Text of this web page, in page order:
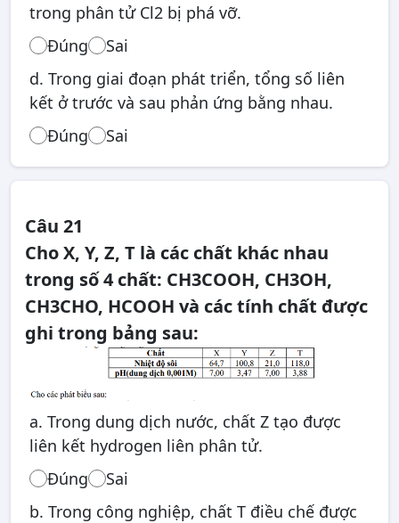
trong phân tử Cl2 bị phá vỡ.
Đúng
Sai
d. Trong giai đoạn phát triển, tổng số liên
kết ở trước và sau phản ứng bằng nhau.
Đúng
Sai
Câu 21
Cho X, Y, Z, T là các chất khác nhau
trong số 4 chất: CH3COOH, CH3OH,
CH3CHO, HCOOH và các tính chất được
ghi trong bảng sau:
a. Trong dung dịch nước, chất Z tạo được
liên kết hydrogen liên phân tử.
Đúng
Sai
b. Trong công nghiệp, chất T điều chế được